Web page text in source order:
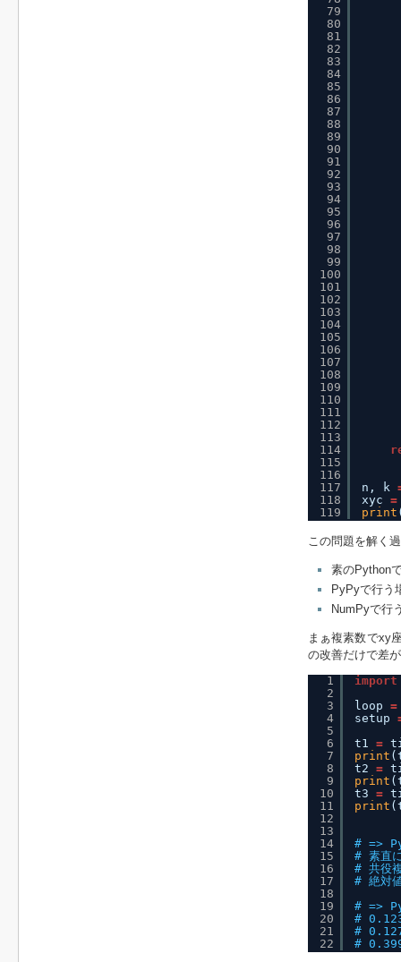
79
80
81
82
83
84
85
86
87
88
89
90
91
92
93
94
95
96
97
98
99
100
101
102
103
104
105
106
107
108
109
110
111
112
113
114
115
116
117
118
119
n, k
xyc =
print
この問題を解く
素のPython
PyPyで行う
NumPyで行
まぁ複素数でxy
の改善だけで差
1
2
3
4
5
6
7
8
9
10
11
12
13
14
15
16
17
18
19
20
21
22
import
loop =
setup
t1 =
print
t2 =
print
t3 =
print
# =>
# 素直
# 共役
# 絶対
# =>
#
#
#